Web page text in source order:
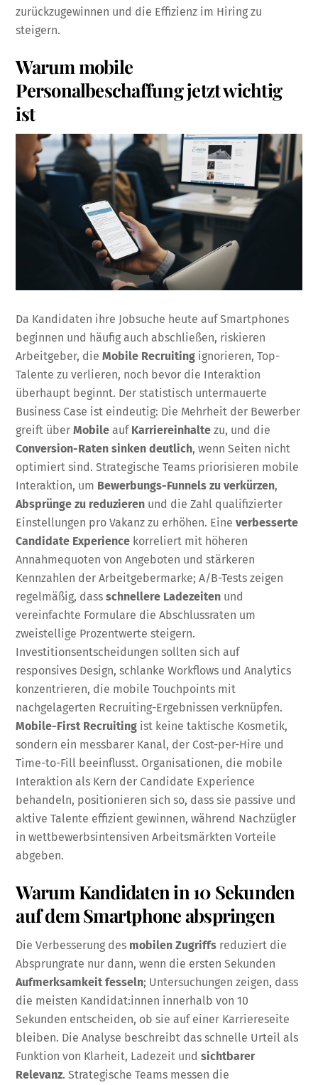
zurückzugewinnen und die Effizienz im Hiring zu
steigern.
Warum mobile
Personalbeschaffung jetzt wichtig
ist
Da Kandidaten ihre Jobsuche heute auf Smartphones
beginnen und häufig auch abschließen, riskieren
Arbeitgeber, dieMobile Recruiting ignorieren, Top-
Talente zu verlieren, noch bevor die Interaktion
überhaupt beginnt. Der statistisch untermauerte
Business Case ist eindeutig: Die Mehrheit der Bewerber
greift überMobile auf Karriereinhalte zu, und die
Conversion-Raten sinken deutlich, wenn Seiten nicht
optimiert sind. Strategische Teams priorisieren mobile
Interaktion, um Bewerbungs-Funnels zu verkürzen,
Absprünge zu reduzieren und die Zahl qualifizierter
Einstellungen pro Vakanz zu erhöhen. Eineverbesserte
Candidate Experience korreliert mit höheren
Annahmequoten von Angeboten und stärkeren
Kennzahlen der Arbeitgebermarke; A/B-Tests zeigen
regelmäßig, dassschnellere Ladezeiten und
vereinfachte Formulare die Abschlussraten um
zweistellige Prozentwerte steigern.
Investitionsentscheidungen sollten sich auf
responsives Design, schlanke Workflows und Analytics
konzentrieren, die mobile Touchpoints mit
nachgelagerten Recruiting-Ergebnissen verknüpfen.
Mobile-First Recruiting ist keine taktische Kosmetik,
sondern ein messbarer Kanal, der Cost-per-Hire und
Time-to-Fill beeinflusst. Organisationen, die mobile
Interaktion als Kern der Candidate Experience
behandeln, positionieren sich so, dass sie passive und
aktive Talente effizient gewinnen, während Nachzügler
in wettbewerbsintensiven Arbeitsmärkten Vorteile
abgeben.
Warum Kandidaten in 10 Sekunden
auf dem Smartphone abspringen
Die Verbesserung des mobilen Zugriffs reduziert die
Absprungrate nur dann, wenn die ersten Sekunden
Aufmerksamkeit fesseln; Untersuchungen zeigen, dass
die meisten Kandidat:innen innerhalb von 10
Sekunden entscheiden, ob sie auf einer Karriereseite
bleiben. Die Analyse beschreibt das schnelle Urteil als
Funktion von Klarheit, Ladezeit undsichtbarer
Relevanz. Strategische Teams messen die